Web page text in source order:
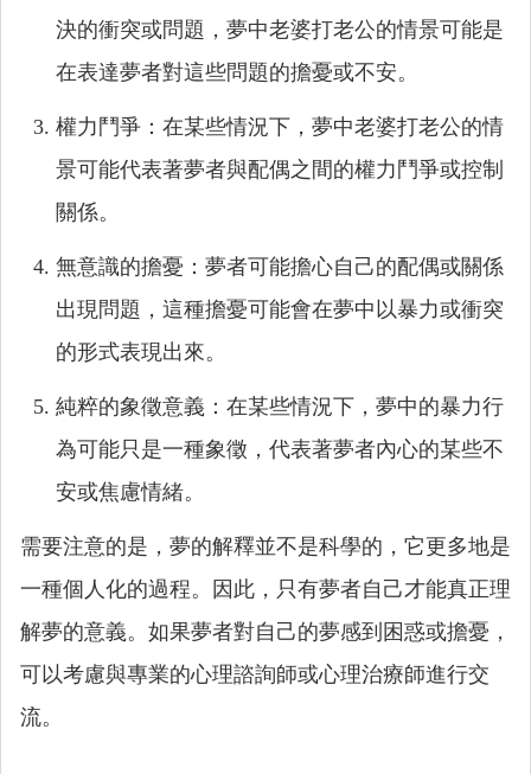
決的衝突或問題，夢中老婆打老公的情景可能是
在表達夢者對這些問題的擔憂或不安。
權力鬥爭：在某些情況下，夢中老婆打老公的情
景可能代表著夢者與配偶之間的權力鬥爭或控制
關係。
無意識的擔憂：夢者可能擔心自己的配偶或關係
出現問題，這種擔憂可能會在夢中以暴力或衝突
的形式表現出來。
純粹的象徵意義：在某些情況下，夢中的暴力行
為可能只是一種象徵，代表著夢者內心的某些不
安或焦慮情緒。
需要注意的是，夢的解釋並不是科學的，它更多地是
一種個人化的過程。因此，只有夢者自己才能真正理
解夢的意義。如果夢者對自己的夢感到困惑或擔憂，
可以考慮與專業的心理諮詢師或心理治療師進行交
流。